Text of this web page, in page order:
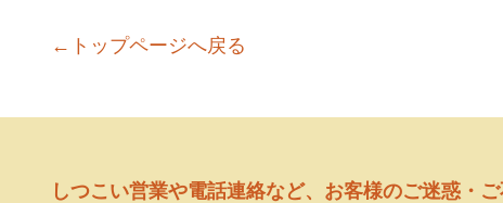
←トップページへ戻る
しつこい営業や電話連絡など、お客様のご迷惑・